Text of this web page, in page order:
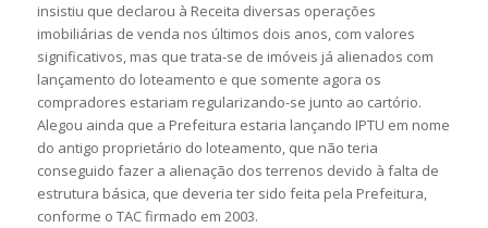
insistiu que declarou à Receita diversas operações
imobiliárias de venda nos últimos dois anos, com valores
significativos, mas que trata-se de imóveis já alienados com
lançamento do loteamento e que somente agora os
compradores estariam regularizando-se junto ao cartório.
Alegou ainda que a Prefeitura estaria lançando IPTU em nome
do antigo proprietário do loteamento, que não teria
conseguido fazer a alienação dos terrenos devido à falta de
estrutura básica, que deveria ter sido feita pela Prefeitura,
conforme o TAC firmado em 2003.